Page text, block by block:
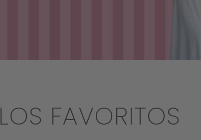
LOS FAVORITOS